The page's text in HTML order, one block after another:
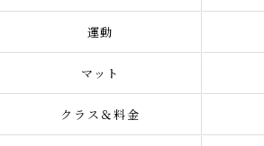
運動
マット
クラス＆料金